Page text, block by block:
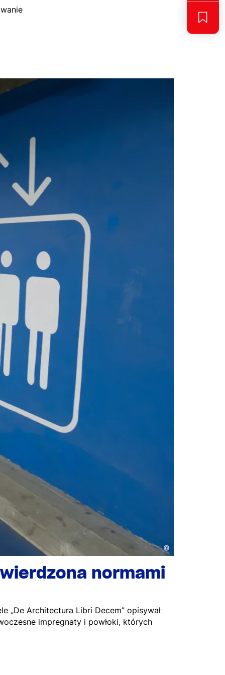
normami
„De Architectura Libri Decem” opisywał
impregnaty i powłoki, których
©